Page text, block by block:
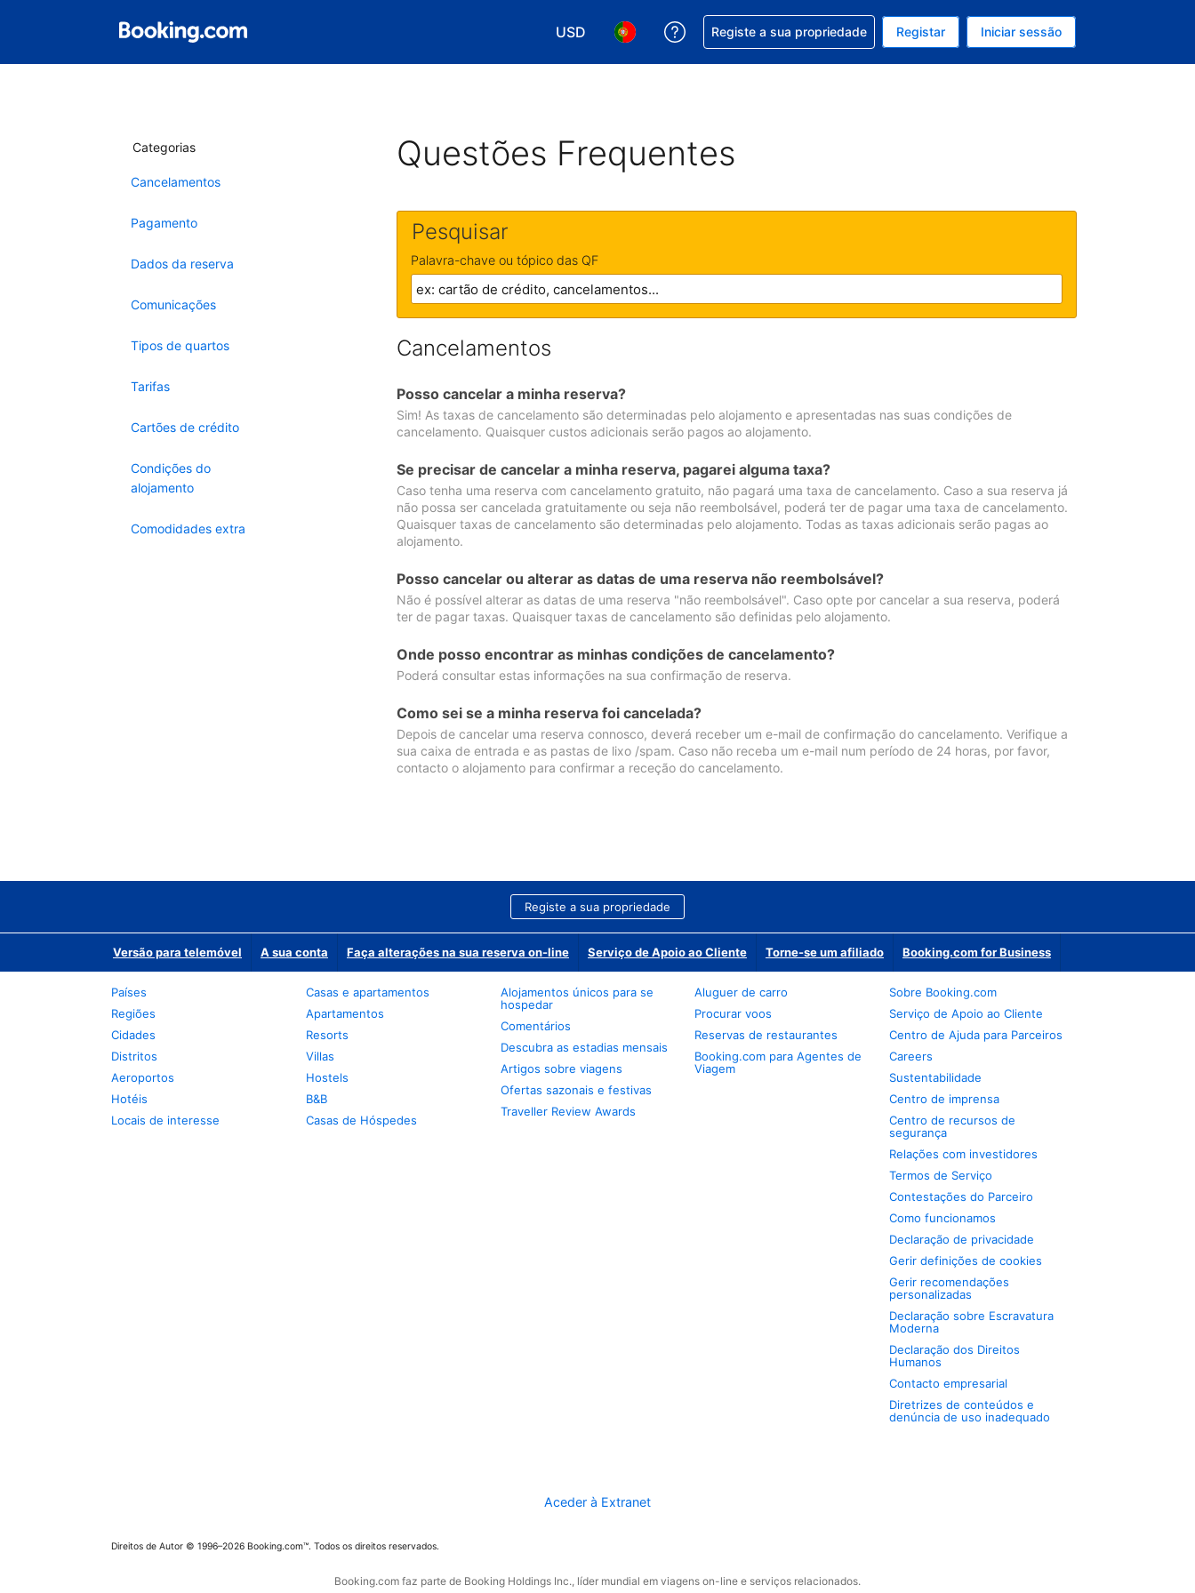
USD
Escolha a sua moeda. A sua moeda atual é Dólar dos EUA
Escolha o seu idioma. O seu idioma atual é Português
Obtenha ajuda com a sua reserva
Registe a sua propriedade Registar Iniciar sessão
Categorias
Cancelamentos
Pagamento
Dados da reserva
Comunicações
Tipos de quartos
Tarifas
Cartões de crédito
Condições do
alojamento
Comodidades extra
Questões Frequentes
Pesquisar
Palavra-chave ou tópico das QF
Cancelamentos
Posso cancelar a minha reserva?
Sim! As taxas de cancelamento são determinadas pelo alojamento e apresentadas nas suas condições de
cancelamento. Quaisquer custos adicionais serão pagos ao alojamento.
Se precisar de cancelar a minha reserva, pagarei alguma taxa?
Caso tenha uma reserva com cancelamento gratuito, não pagará uma taxa de cancelamento. Caso a sua reserva já
não possa ser cancelada gratuitamente ou seja não reembolsável, poderá ter de pagar uma taxa de cancelamento.
Quaisquer taxas de cancelamento são determinadas pelo alojamento. Todas as taxas adicionais serão pagas ao
alojamento.
Posso cancelar ou alterar as datas de uma reserva não reembolsável?
Não é possível alterar as datas de uma reserva "não reembolsável". Caso opte por cancelar a sua reserva, poderá
ter de pagar taxas. Quaisquer taxas de cancelamento são definidas pelo alojamento.
Onde posso encontrar as minhas condições de cancelamento?
Poderá consultar estas informações na sua confirmação de reserva.
Como sei se a minha reserva foi cancelada?
Depois de cancelar uma reserva connosco, deverá receber um e-mail de confirmação do cancelamento. Verifique a
sua caixa de entrada e as pastas de lixo /spam. Caso não receba um e-mail num período de 24 horas, por favor,
contacto o alojamento para confirmar a receção do cancelamento.
Registe a sua propriedade
Versão para telemóvel A sua conta Faça alterações na sua reserva on-line Serviço de Apoio ao Cliente Torne-se um afiliado Booking.com for Business
Países
Regiões
Cidades
Distritos
Aeroportos
Hotéis
Locais de interesse
Casas e apartamentos
Apartamentos
Resorts
Villas
Hostels
B&B
Casas de Hóspedes
Alojamentos únicos para se
hospedar
Comentários
Descubra as estadias mensais
Artigos sobre viagens
Ofertas sazonais e festivas
Traveller Review Awards
Aluguer de carro
Procurar voos
Reservas de restaurantes
Booking.com para Agentes de
Viagem
Sobre Booking.com
Serviço de Apoio ao Cliente
Centro de Ajuda para Parceiros
Careers
Sustentabilidade
Centro de imprensa
Centro de recursos de
segurança
Relações com investidores
Termos de Serviço
Contestações do Parceiro
Como funcionamos
Declaração de privacidade
Gerir definições de cookies
Gerir recomendações
personalizadas
Declaração sobre Escravatura
Moderna
Declaração dos Direitos
Humanos
Contacto empresarial
Diretrizes de conteúdos e
denúncia de uso inadequado
Aceder à Extranet
Direitos de Autor © 1996–2026 Booking.com™. Todos os direitos reservados.
Booking.com faz parte de Booking Holdings Inc., líder mundial em viagens on-line e serviços relacionados.